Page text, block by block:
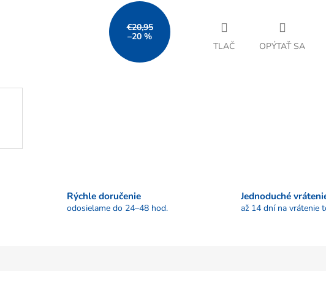
€20,95
–20 %
TLAČ OPÝTAŤ SA
Rýchle doručenie
odosielame do 24–48 hod.
Jednoduché
až 14 dní na vrátenie